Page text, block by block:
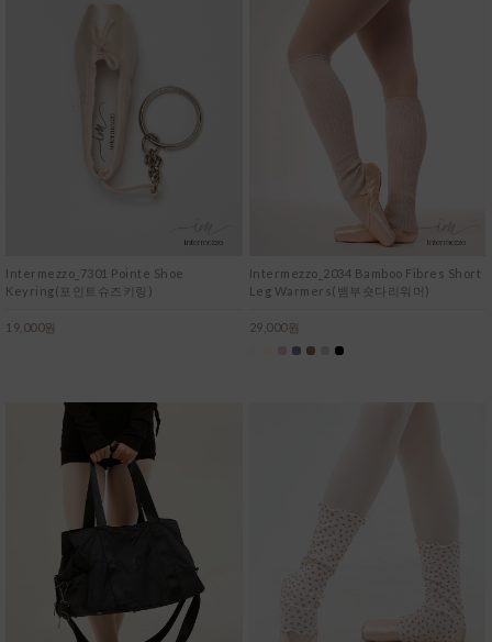
Intermezzo_7301 Pointe Shoe
Keyring(포인트슈즈키링)
19,000원
Intermezzo_2034 Bamboo Fibres Short
Leg Warmers(뱀부숏다리워머)
29,000원